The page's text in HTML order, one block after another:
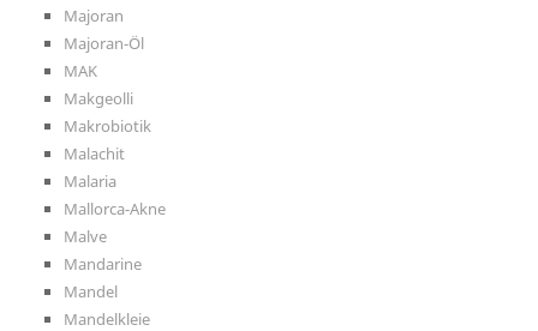
Majoran
Majoran-Öl
MAK
Makgeolli
Makrobiotik
Malachit
Malaria
Mallorca-Akne
Malve
Mandarine
Mandel
Mandelkleie